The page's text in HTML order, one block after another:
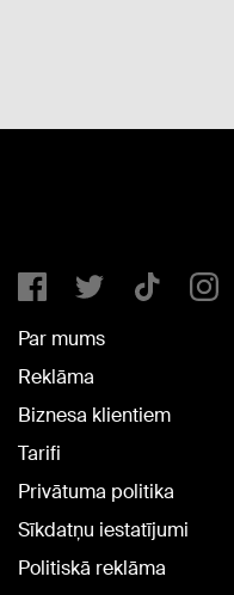
Par mums
Reklāma
Biznesa klientiem
Tarifi
Privātuma politika
Sīkdatņu iestatījumi
Politiskā reklāma